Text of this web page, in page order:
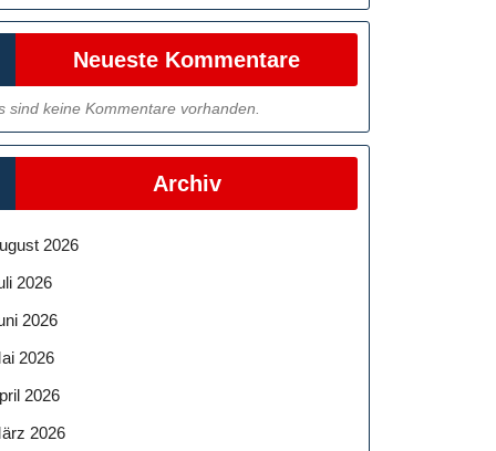
Neueste Kommentare
sind keine Kommentare vorhanden.
Archiv
2026
2026
2026
2026
2026
2026